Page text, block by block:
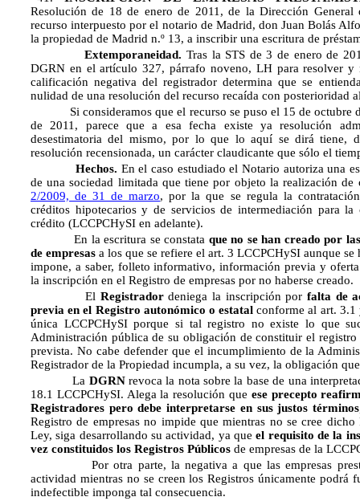
Resolución de 18 de enero de 2011, de la Dirección
recurso interpuesto por el notario de Madrid, don Juan Bolás
la propiedad de Madrid n.º 13, a inscribir una escritura de
Extemporaneidad. Tras la STS de 3 de enero de
DGRN en el artículo 327, párrafo noveno, LH para resolver y
calificación negativa del registrador determina que se
nulidad de una resolución del recurso recaída con posterioridad al
Si consideramos que el recurso se puso el 15 de octubre
de 2011, parece que a esa fecha existe ya resolución
desestimatoria del mismo, por lo que lo aquí se dirá tiene,
resolución recensionada, un carácter claudicante que sólo el
Hechos. En el caso estudiado el Notario autoriza una
de una sociedad limitada que tiene por objeto la realización
2/2009, de 31 de marzo, por la que se regula la
créditos hipotecarios y de servicios de intermediación para la
crédito (LCCPCHySI en adelante).
En la escritura se constata que no se han creado por
de empresas a los que se refiere el art. 3 LCCPCHySI aunque
impone, a saber, folleto informativo, información previa y
la inscripción en el Registro de empresas por no haberse creado.
El Registradordeniega la inscripción porfalta de
previa en el Registro autonómico o estatal conforme al art. 3.1
única LCCPCHySI porque si tal registro no existe lo que
Administración pública de su obligación de constituir el
prevista. No cabe defender que el incumplimiento de la
Registrador de la Propiedad incumpla, a su vez, la obligación
La DGRNrevoca la nota sobre la base de una
18.1 LCCPCHySI. Alega la resolución que ese precepto
Registradores pero debe interpretarse en sus justos términos
Registro de empresas no impide que mientras no se cree
Ley, siga desarrollando su actividad, ya queel requisito de la
vez constituidos los Registros Públicos de empresas de la
Por otra parte, la negativa a que las empresas
actividad mientras no se creen los Registros únicamente podrá
indefectible imponga tal consecuencia.